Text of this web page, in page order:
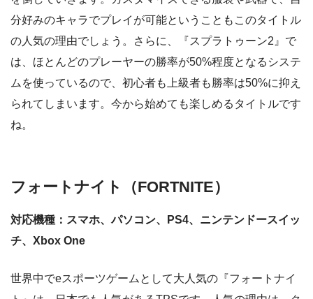
分好みのキャラでプレイが可能ということもこのタイトル
の人気の理由でしょう。さらに、『スプラトゥーン2』で
は、ほとんどのプレーヤーの勝率が50%程度となるシステ
ムを使っているので、初心者も上級者も勝率は50%に抑え
られてしまいます。今から始めても楽しめるタイトルです
ね。
フォートナイト（FORTNITE）
対応機種：スマホ、パソコン、 PS4、ニンテンドースイッ
チ、 Xbox One
世界中でeスポーツゲームとして大人気の『フォートナイ